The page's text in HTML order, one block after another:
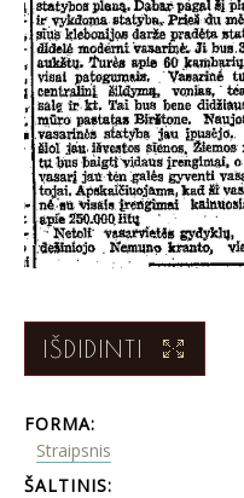
IŠDIDINTI
FORMA:
Straipsnis
ŠALTINIS: